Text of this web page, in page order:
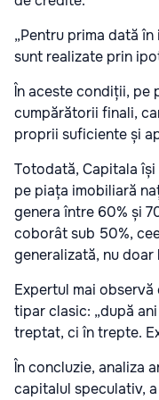
„Pentru prima dată
sunt realizate prin
În aceste condiții, pe
cumpărătorii finali,
proprii suficiente și
Totodată, Capitala
pe piața imobiliară
genera între 60% și
coborât sub 50%,
generalizată, nu doar
Expertul mai
tipar clasic: „după
treptat, ci în trepte.
În concluzie, analiza
capitalul speculativ,